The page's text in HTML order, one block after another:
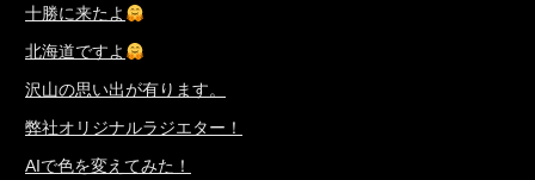
十勝に来たよ
北海道ですよ
沢山の思い出が有ります。
弊社オリジナルラジエター！
AIで色を変えてみた！